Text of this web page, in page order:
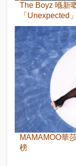
The Boyz 喺新
「Unexpected
MAMAMOO華
榜